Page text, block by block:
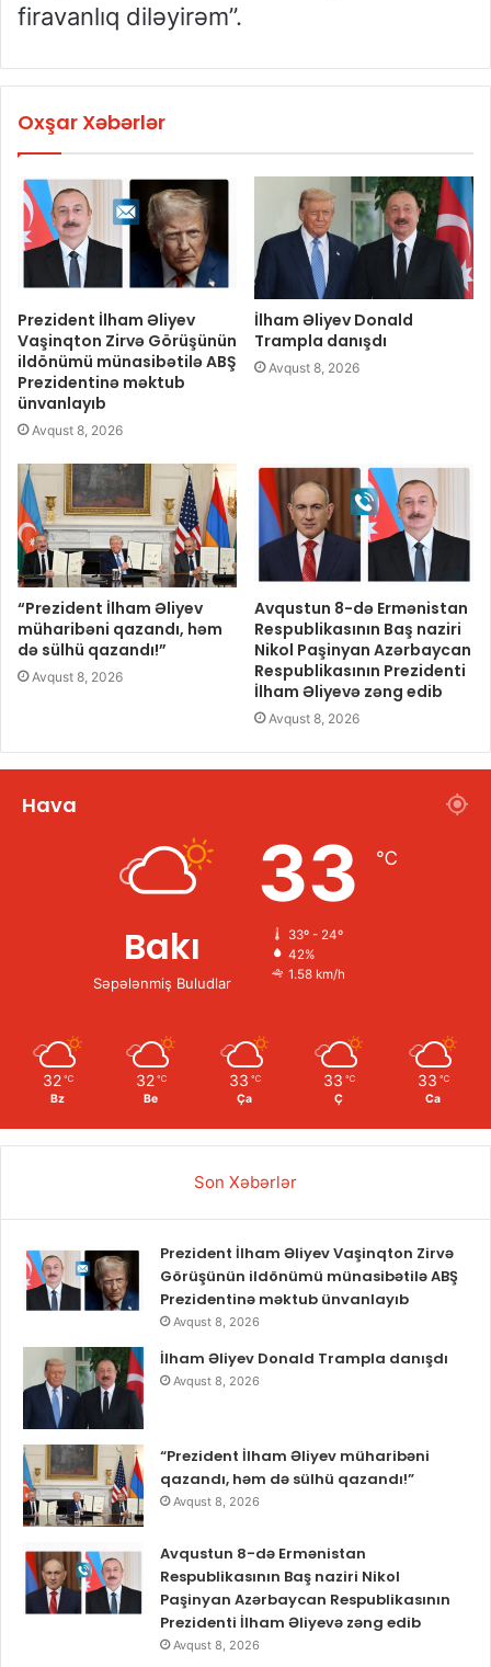
firavanlıq diləyirəm”.
Oxşar Xəbərlər
Prezident İlham Əliyev
Vaşinqton Zirvə Görüşünün
ildönümü münasibətilə ABŞ
Prezidentinə məktub
ünvanlayıb
Avqust 8, 2026
İlham Əliyev Donald
Trampla danışdı
Avqust 8, 2026
“Prezident İlham Əliyev
müharibəni qazandı, həm
də sülhü qazandı!”
Avqust 8, 2026
Avqustun 8-də Ermənistan
Respublikasının Baş naziri
Nikol Paşinyan Azərbaycan
Respublikasının Prezidenti
İlham Əliyevə zəng edib
Avqust 8, 2026
Hava
Bakı
Səpələnmiş Buludlar
33 ℃
33º - 24º
42%
1.58 km/h
32 ℃
Bz
32 ℃
Be
33 ℃
Ça
33 ℃
Ç
33 ℃
Ca
Son Xəbərlər
Prezident İlham Əliyev Vaşinqton Zirvə
Görüşünün ildönümü münasibətilə ABŞ
Prezidentinə məktub ünvanlayıb
Avqust 8, 2026
İlham Əliyev Donald Trampla danışdı
Avqust 8, 2026
“Prezident İlham Əliyev müharibəni
qazandı, həm də sülhü qazandı!”
Avqust 8, 2026
Avqustun 8-də Ermənistan
Respublikasının Baş naziri Nikol
Paşinyan Azərbaycan Respublikasının
Prezidenti İlham Əliyevə zəng edib
Avqust 8, 2026